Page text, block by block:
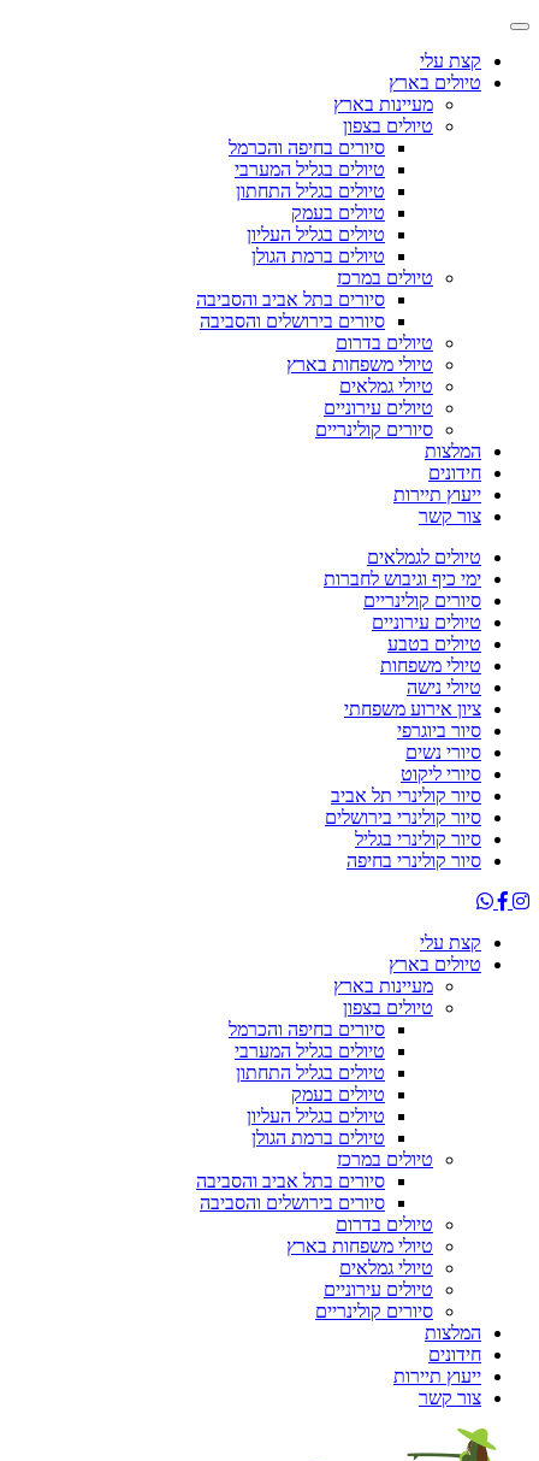
קצת עלי
טיולים בארץ
מעיינות בארץ
טיולים בצפון
סיורים בחיפה והכרמל
טיולים בגליל המערבי
טיולים בגליל התחתון
טיולים בעמק
טיולים בגליל העליון
טיולים ברמת הגולן
טיולים במרכז
סיורים בתל אביב והסביבה
סיורים בירושלים והסביבה
טיולים בדרום
טיולי משפחות בארץ
טיולי גמלאים
טיולים עירוניים
סיורים קולינריים
המלצות
חידונים
ייעוץ תיירות
צור קשר
טיולים לגמלאים
ימי כיף וגיבוש לחברות
סיורים קולינריים
טיולים עירוניים
טיולים בטבע
טיולי משפחות
טיולי נישה
ציון אירוע משפחתי
סיור ביוגרפי
סיורי נשים
סיורי ליקוט
סיור קולינרי תל אביב
סיור קולינרי בירושלים
סיור קולינרי בגליל
סיור קולינרי בחיפה
קצת עלי
טיולים בארץ
מעיינות בארץ
טיולים בצפון
סיורים בחיפה והכרמל
טיולים בגליל המערבי
טיולים בגליל התחתון
טיולים בעמק
טיולים בגליל העליון
טיולים ברמת הגולן
טיולים במרכז
סיורים בתל אביב והסביבה
סיורים בירושלים והסביבה
טיולים בדרום
טיולי משפחות בארץ
טיולי גמלאים
טיולים עירוניים
סיורים קולינריים
המלצות
חידונים
ייעוץ תיירות
צור קשר